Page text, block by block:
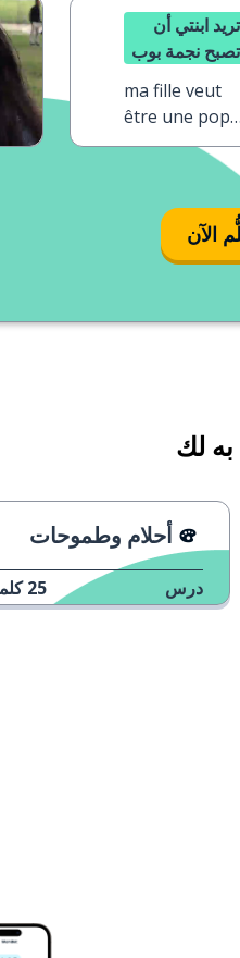
تريد ابنتي أن
تصبح نجمة بوب
ma fille veut
être une pop
star
الآن
لك
أحلام وطموحات
درس 25